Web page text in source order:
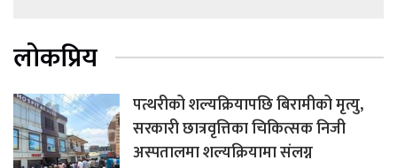
लोकप्रिय
पत्थरीको शल्यक्रियापछि बिरामीको मृत्यु,
सरकारी छात्रवृत्तिका चिकित्सक निजी
अस्पतालमा शल्यक्रियामा संलग्न